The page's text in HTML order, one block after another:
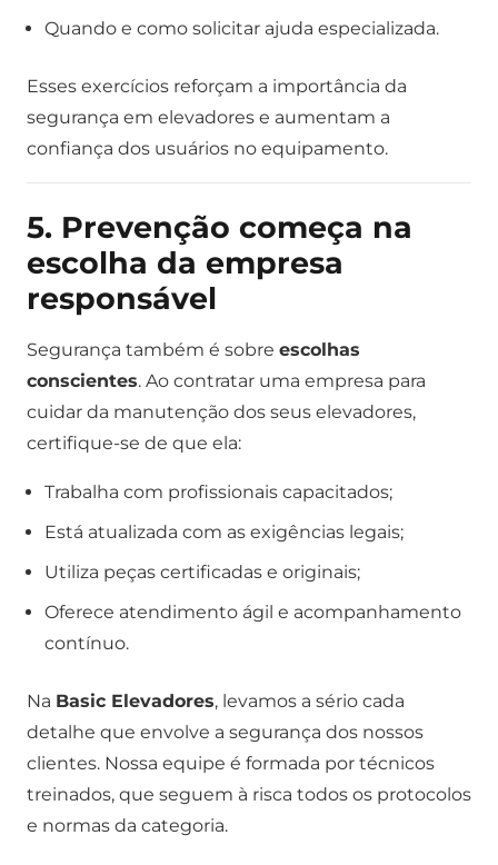
Quando e como solicitar ajuda especializada.
Esses exercícios reforçam a importância da
segurança em elevadores e aumentam a
confiança dos usuários no equipamento.
5. Prevenção começa na
escolha da empresa
responsável
Segurança também é sobre escolhas
conscientes. Ao contratar uma empresa para
cuidar da manutenção dos seus elevadores,
certifique-se de que ela:
Trabalha com profissionais capacitados;
Está atualizada com as exigências legais;
Utiliza peças certificadas e originais;
Oferece atendimento ágil e acompanhamento
contínuo.
Na Basic Elevadores, levamos a sério cada
detalhe que envolve a segurança dos nossos
clientes. Nossa equipe é formada por técnicos
treinados, que seguem à risca todos os protocolos
e normas da categoria.